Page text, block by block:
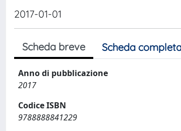
2017-01-01
Scheda breve Scheda
Anno di pubblicazione
2017
Codice ISBN
9788888841229